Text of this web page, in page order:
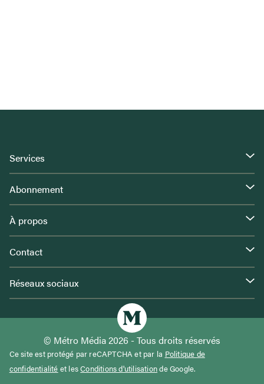
Services
Abonnement
À propos
Contact
Réseaux sociaux
© Métro Média 2026 - Tous droits réservés
Ce site est protégé par reCAPTCHA et par la Politique de
confidentialité et lesConditions d'utilisationde Google.